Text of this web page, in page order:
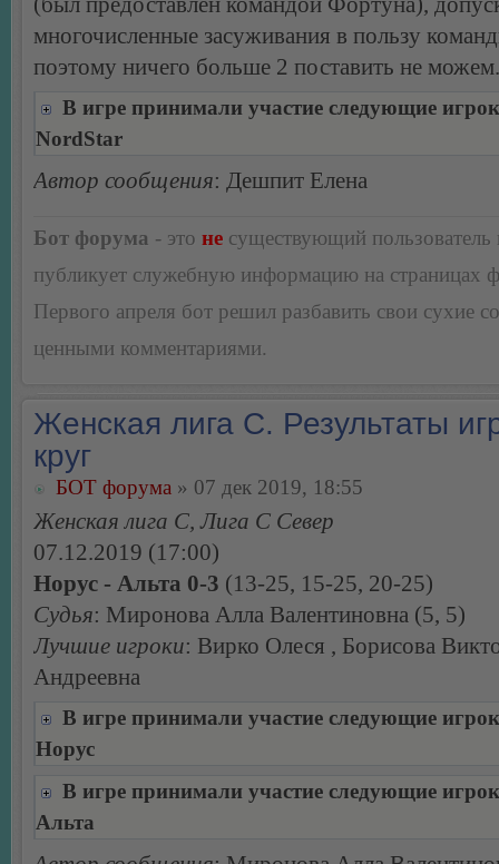
многочисленные засуживания в пользу
поэтому ничего больше 2 поставить не можем.
В игре принимали участие следующие
NordStar
Автор сообщения: Дешпит Елена
Бот форума - это не существующий пользователь
публикует служебную информацию на страницах
Первого апреля бот решил разбавить свои сухие
ценными комментариями.
Женская лига С. Результаты
круг
БОТ форума » 07 дек 2019, 18:55
Женская лига С, Лига С Север
07.12.2019 (17:00)
Норус - Альта 0-3 (13-25, 15-25, 20-25)
Судья: Миронова Алла Валентиновна (5, 5)
Лучшие игроки: Вирко Олеся , Борисова
Андреевна
В игре принимали участие следующие
Норус
В игре принимали участие следующие
Альта